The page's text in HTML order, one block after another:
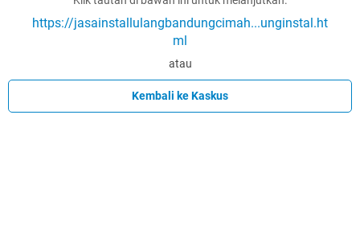
https://jasainstallulangbandungcimah...unginstal.ht
ml
atau
Kembali ke Kaskus